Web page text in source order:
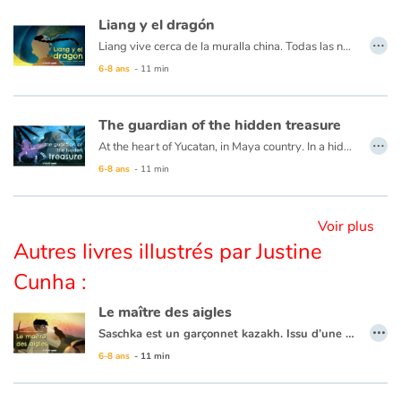
Blog
Actualités
Par thématique
Autour de la lecture
Apprendre à lire
Livre audio
Liang y el dragón
Liang vive cerca de la muralla china. Todas las noches ve el sol desaparecer detrás de la gran sombra hacia el oeste y se pregunta qué hay del otro lado. Su abuela, que conoce una historia para todo, le cuenta que un enorme dragón yace allí y que todas las noches se traga el sol para luego dejarlo levantarse de nuevo al día siguiente... Imposible, dice Liang, ¡los dragones no existen! Pero no hay nada más grande que la curiosidad de un niño... ¿excepto tal vez un dragón? ¡Liang debe descubrirlo!
6-8 ans - 11 min
…
The guardian of the hidden treasure
At the heart of Yucatan, in Maya country. In a hidden cenote lives a mysterious creature, treasure guardian of an ancient lost civilization. In the darkness he eagerly awaits the passage of the sun whose rays can reach the depths of his cave only once a year. This day is approaching and this time the creature is determined to do everything to keep this light that warms and allows him to enjoy his treasures ... But can man capture the sun? And even more keep it?
6-8 ans - 11 min
…
Voir plus
Autres livres illustrés par Justine
Cunha :
Le maître des aigles
Saschka est un garçonnet kazakh. Issu d’une tribu de fiers cavaliers nomades qui a planté ses yourtes au pied de montagnes grandioses, il rêve d’apprivoiser un aigle royal et de chasser avec lui un jour comme son père et avant lui le père de son père. Quand il tombe sur un aiglon blessé il le recueille et le soigne. Une aile pend lamentablement, son père est formel : l’oiseau ne sera jamais bon à rien si ce n’est à se dandiner maladroitement dans le village et être la risée des familles de chasseurs. Mais Saschka s’obstine car il voit bien plus que cela dans le regard de l’oiseau…
6-8 ans - 11 min
…